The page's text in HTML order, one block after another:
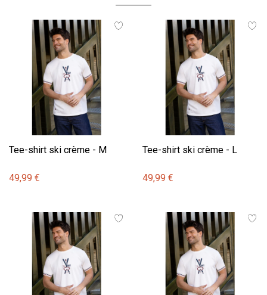
Tee-shirt ski crème - M
49,99 €
Tee-shirt ski crème - L
49,99 €